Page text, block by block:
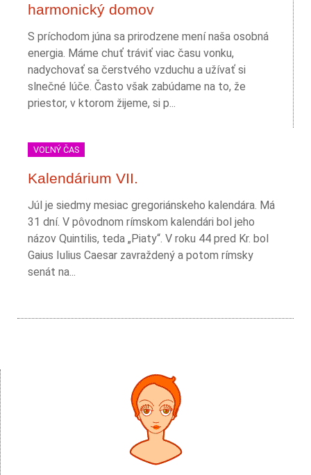
harmonický domov
S príchodom júna sa prirodzene mení naša osobná
energia. Máme chuť tráviť viac času vonku,
nadychovať sa čerstvého vzduchu a užívať si
slnečné lúče. Často však zabúdame na to, že
priestor, v ktorom žijeme, si p...
VOĽNÝ ČAS
Kalendárium VII.
Júl je siedmy mesiac gregoriánskeho kalendára. Má
31 dní. V pôvodnom rímskom kalendári bol jeho
názov Quintilis, teda „Piaty“. V roku 44 pred Kr. bol
Gaius Iulius Caesar zavraždený a potom rímsky
senát na...